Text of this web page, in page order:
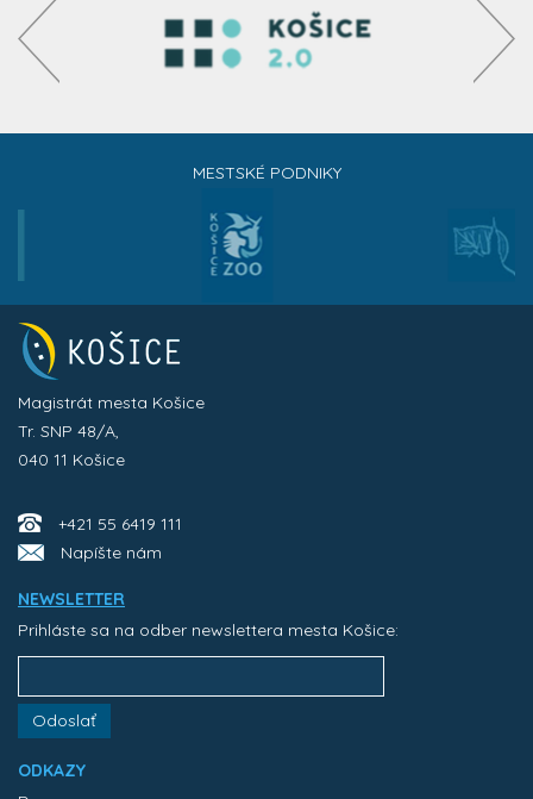
MESTSKÉ PODNIKY
Magistrát mesta Košice
Tr. SNP 48/A,
040 11 Košice
+421 55 6419 111
Napíšte nám
NEWSLETTER
Prihláste sa na odber newslettera mesta Košice:
Odoslať
ODKAZY